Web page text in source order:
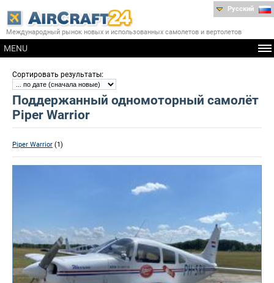
Международный рынок новых и использованных самолетов и вертолетов
MENU
Русский
Сортировать результаты:
Поддержанный одномоторный самолёт
Piper Warrior
Piper Warrior (1)